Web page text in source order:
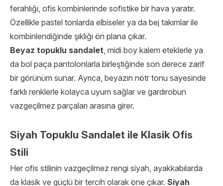
ferahlığı, ofis kombinlerinde sofistike bir hava yaratır.
Özellikle pastel tonlarda elbiseler ya da bej takımlar ile
kombinlendiğinde şıklığı ön plana çıkar.
Beyaz topuklu sandalet, midi boy kalem eteklerle ya
da bol paça pantolonlarla birleştiğinde son derece zarif
bir görünüm sunar. Ayrıca, beyazın nötr tonu sayesinde
farklı renklerle kolayca uyum sağlar ve gardırobun
vazgeçilmez parçaları arasına girer.
Siyah Topuklu Sandalet ile Klasik Ofis
Stili
Her ofis stilinin vazgeçilmez rengi siyah, ayakkabılarda
da klasik ve güçlü bir tercih olarak öne çıkar. Siyah